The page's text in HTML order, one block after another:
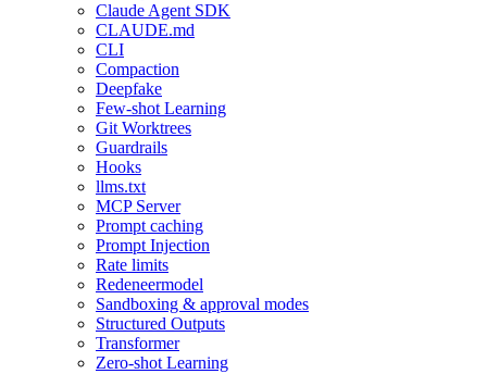
Claude Agent SDK
CLAUDE.md
CLI
Compaction
Deepfake
Few-shot Learning
Git Worktrees
Guardrails
Hooks
llms.txt
MCP Server
Prompt caching
Prompt Injection
Rate limits
Redeneermodel
Sandboxing & approval modes
Structured Outputs
Transformer
Zero-shot Learning